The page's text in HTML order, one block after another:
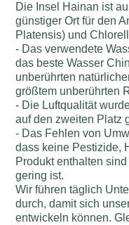
Die Insel Hainan ist
günstiger Ort für den
Platensis) und
- Das verwendete
das beste Wasser
unberührten
größtem unberührten
- Die Luftqualität
auf den zweiten Platz
- Das Fehlen von
dass keine Pestizide,
Produkt enthalten
gering ist.
Wir führen täglich
durch, damit sich
entwickeln können.